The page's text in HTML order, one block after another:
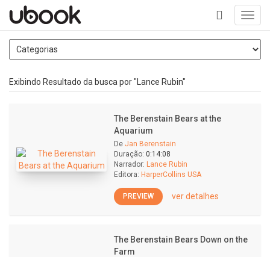
+
Exibindo Resultado da busca por "Lance Rubin"
The Berenstain Bears at the
Aquarium
De Jan Berenstain
Duração: 0:14:08
Narrador: Lance Rubin
Editora: HarperCollins USA
PREVIEW ver detalhes
The Berenstain Bears Down on the
Farm